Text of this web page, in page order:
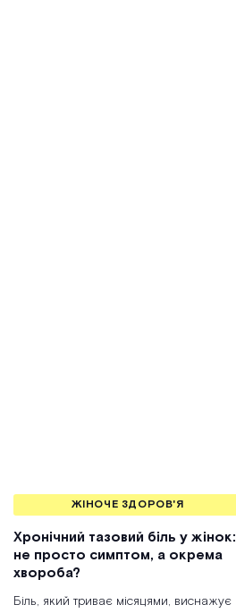
ЖІНОЧЕ ЗДОРОВ'Я
Хронічний тазовий біль у жінок:
не просто симптом, а окрема
хвороба?
Біль, який триває місяцями, виснажує